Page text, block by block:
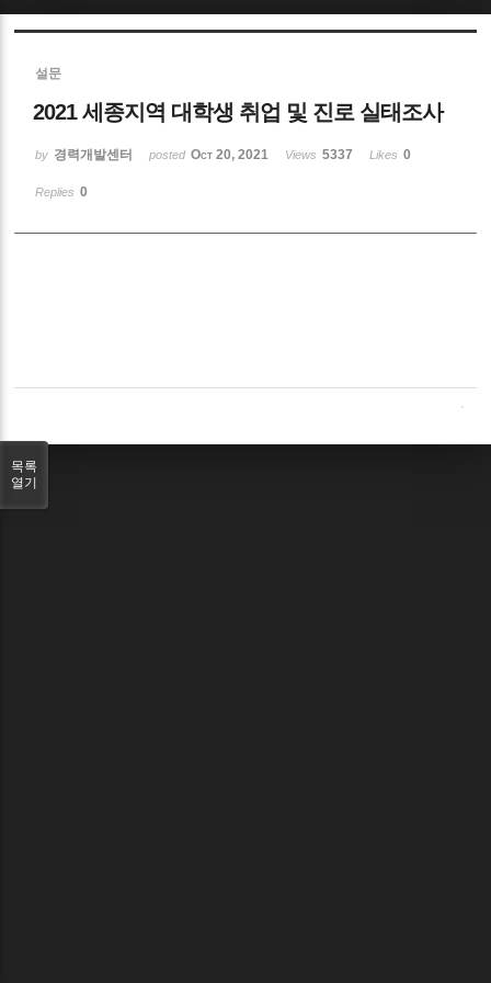
설문
2021 세종지역 대학생 취업 및 진로 실태조사
by 경력개발센터 posted Oct 20, 2021 Views 5337 Likes 0
Replies 0
목록
열기
Sketchbook5, 스케치북5
Sketchbook5, 스케치북5